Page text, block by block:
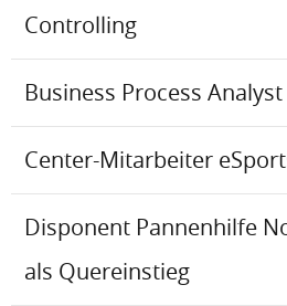
Controlling
Business Process
Center-Mitarbeiter
Disponent Pannenhilfe
als Quereinstieg